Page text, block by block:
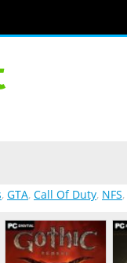
, GTA, Call Of Duty, NFS,